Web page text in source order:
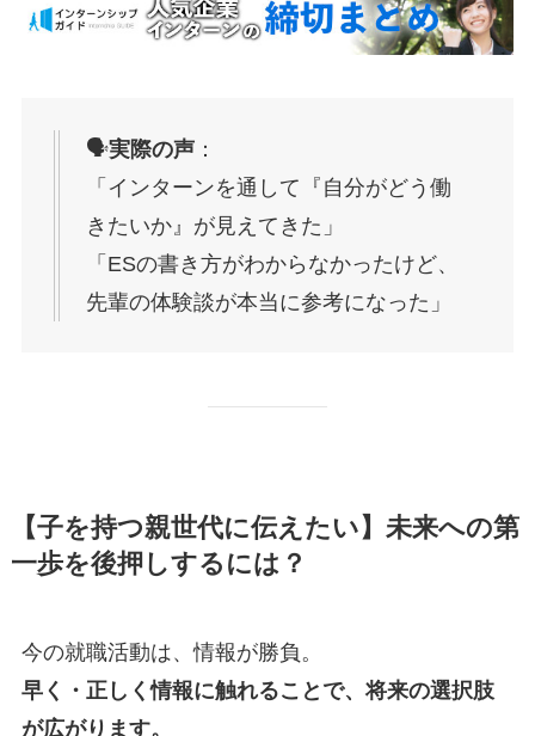
🗣️実際の声：
「インターンを通して『自分がどう働
きたいか』が見えてきた」
「ESの書き方がわからなかったけど、
先輩の体験談が本当に参考になった」
【子を持つ親世代に伝えたい】未来への第
一歩を後押しするには？
今の就職活動は、情報が勝負。
早く・正しく情報に触れることで、将来の選択肢
が広がります。